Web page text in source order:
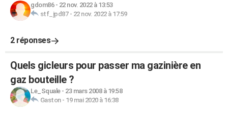
gdom86- 22 nov. 2022 à 13:53
stf_jpd87- 22 nov. 2022 à 17:59
2 réponses
Quels gicleurs pour passer ma gazinière en
gaz bouteille ?
Le_Squale- 23 mars 2008 à 19:58
Gaston- 19 mai 2020 à 16:38